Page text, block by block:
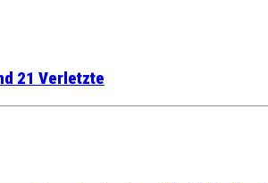
21 Verletzte